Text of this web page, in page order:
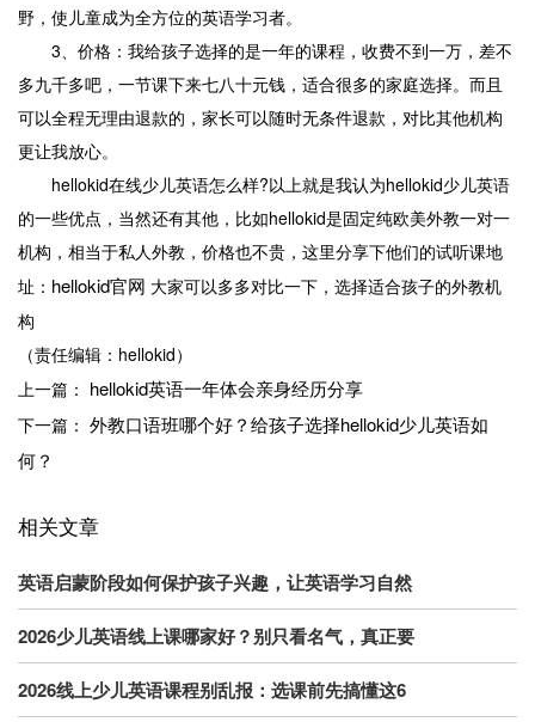
野，使儿童成为全方位的英语学习者。
3、价格：我给孩子选择的是一年的课程，收费不到一万，差不
多九千多吧，一节课下来七八十元钱，适合很多的家庭选择。而且
可以全程无理由退款的，家长可以随时无条件退款，对比其他机构
更让我放心。
hellokid在线少儿英语怎么样?以上就是我认为hellokid少儿英语
的一些优点，当然还有其他，比如hellokid是固定纯欧美外教一对一
机构，相当于私人外教，价格也不贵，这里分享下他们的试听课地
址： hellokid官网 大家可以多多对比一下，选择适合孩子的外教机
构
（责任编辑：hellokid）
上一篇： hellokid英语一年体会亲身经历分享
下一篇： 外教口语班哪个好？给孩子选择hellokid少儿英语如
何？
相关文章
英语启蒙阶段如何保护孩子兴趣，让英语学习自然
2026少儿英语线上课哪家好？别只看名气，真正要
2026线上少儿英语课程别乱报：选课前先搞懂这6